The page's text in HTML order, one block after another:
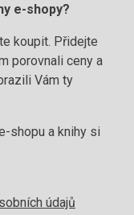
e-shopy?
koupit. Přidejte
porovnali ceny a
Vám ty
shopu a knihy si
údajů